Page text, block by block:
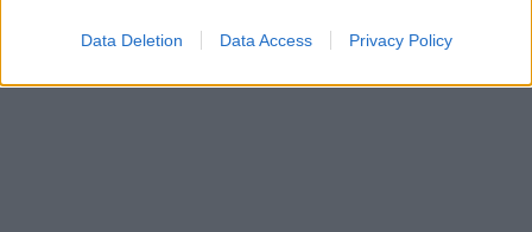
Data Deletion Data Access Privacy Policy